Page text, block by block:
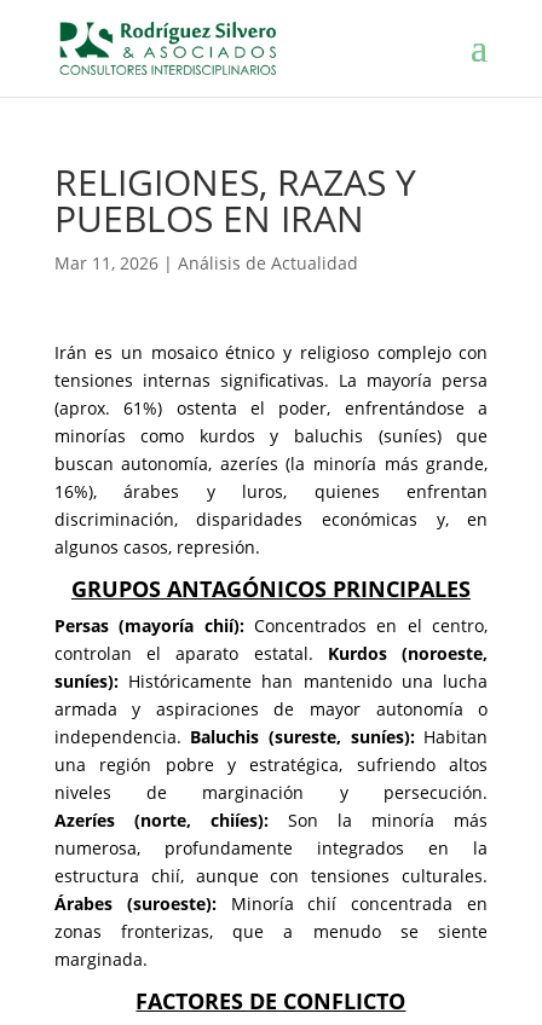
RELIGIONES, RAZAS Y
PUEBLOS EN IRAN
Mar 11, 2026| Análisis de Actualidad
Irán es un mosaico étnico y religioso complejo con
tensiones internas significativas. La mayoría persa
(aprox. 61%) ostenta el poder, enfrentándose a
minorías como kurdos y baluchis (suníes) que
buscan autonomía, azeríes (la minoría más grande,
16%), árabes y luros, quienes enfrentan
discriminación, disparidades económicas y, en
algunos casos, represión.
GRUPOS ANTAGÓNICOS PRINCIPALES
Persas (mayoría chií):Concentrados en el centro,
controlan el aparato estatal. Kurdos(noroeste,
suníes):Históricamente han mantenido una lucha
armada y aspiraciones de mayor autonomía o
independencia. Baluchis (sureste, suníes):Habitan
una región pobre y estratégica, sufriendo altos
niveles de marginación y persecución.
Azeríes(norte, chiíes):Son la minoría más
numerosa, profundamente integrados en la
estructura chií, aunque con tensiones culturales.
Árabes(suroeste):Minoría chií concentrada en
zonas fronterizas, que a menudo se siente
marginada.
FACTORES DE CONFLICTO